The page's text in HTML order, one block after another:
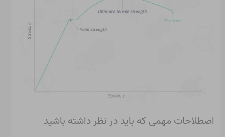
اصطلاحات مهمی که باید در نظر داشته باشید